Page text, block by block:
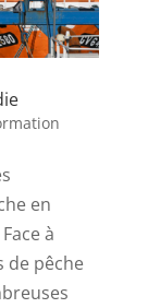
en
à
de pêche